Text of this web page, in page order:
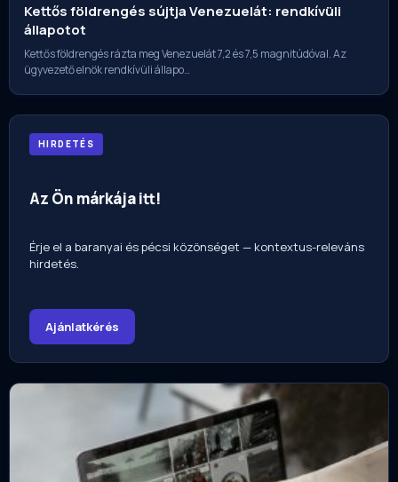
Kettős földrengés sújtja Venezuelát: rendkívüli
állapotot
Kettős földrengés rázta meg Venezuelát 7,2 és 7,5 magnitúdóval. Az
ügyvezető elnök rendkívüli állapo…
HIRDETÉS
Az Ön márkája itt!
Érje el a baranyai és pécsi közönséget — kontextus-releváns
hirdetés.
Ajánlatkérés